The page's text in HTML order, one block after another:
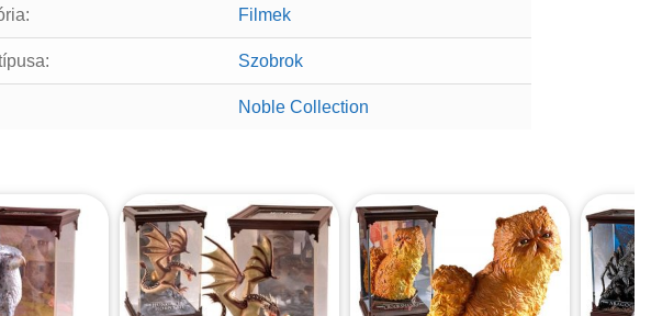
Filmek
Szobrok
Noble Collection